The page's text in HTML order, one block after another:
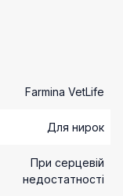
Farmina VetLife
Для нирок
При серцевій
недостатності